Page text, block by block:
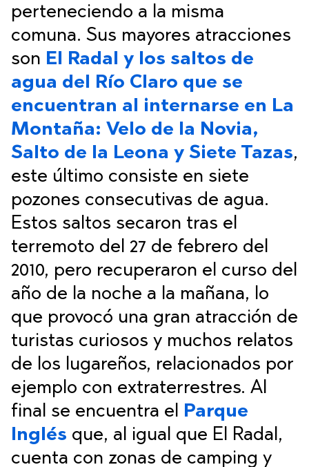
perteneciendo a la misma
comuna. Sus mayores atracciones
son El Radal y los saltos de
agua del Río Claro que se
encuentran al internarse en La
Montaña: Velo de la Novia,
Salto de la Leona y Siete Tazas,
este último consiste en siete
pozones consecutivas de agua.
Estos saltos secaron tras el
terremoto del 27 de febrero del
2010, pero recuperaron el curso del
año de la noche a la mañana, lo
que provocó una gran atracción de
turistas curiosos y muchos relatos
de los lugareños, relacionados por
ejemplo con extraterrestres. Al
final se encuentra el Parque
Inglés que, al igual que El Radal,
cuenta con zonas de camping y